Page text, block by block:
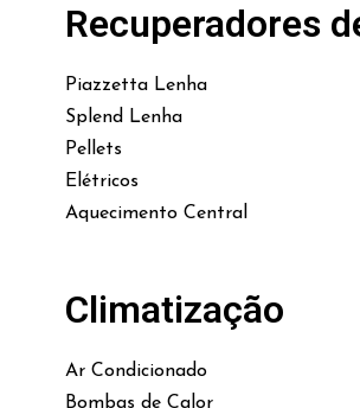
Recuperadores
Piazzetta Lenha
Splend Lenha
Pellets
Elétricos
Aquecimento Central
Climatização
Ar Condicionado
Bombas de Calor